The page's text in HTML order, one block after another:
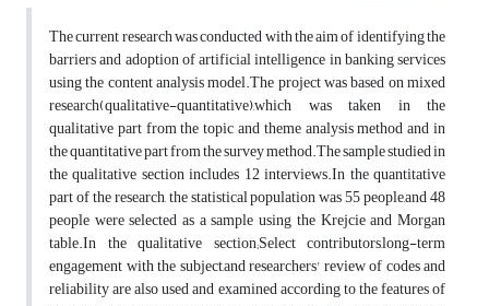
The current research was conducted with the aim of identifying the
barriers and adoption of artificial intelligence in banking services
using the content analysis model.The project was based on mixed
research(qualitative-quantitative),which was taken in the
qualitative part from the topic and theme analysis method and in
the quantitative part from the survey method.The sample studied in
the qualitative section includes 12 interviews.In the quantitative
part of the research, the statistical population was 55 people,and 48
people were selected as a sample using the Krejcie and Morgan
table.In the qualitative section;Select contributors,long-term
engagement with the subject,and researchers' review of codes and
reliability are also used and examined according to the features of